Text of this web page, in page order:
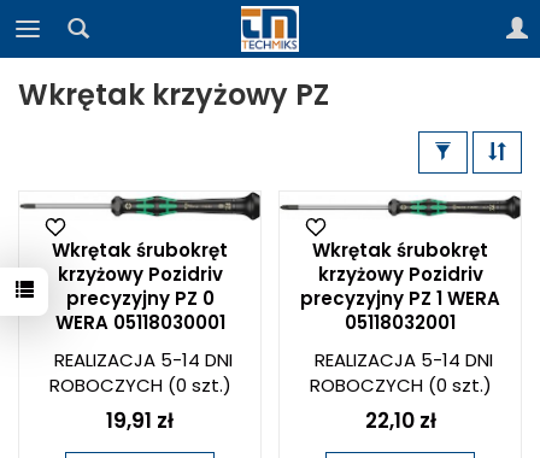
Wkrętak krzyżowy PZ
Wkrętak śrubokręt
krzyżowy Pozidriv
precyzyjny PZ 0
WERA 05118030001
REALIZACJA 5-14 DNI
ROBOCZYCH(0 szt.)
19,91 zł
Wkrętak śrubokręt
krzyżowy Pozidriv
precyzyjny PZ 1 WERA
05118032001
REALIZACJA 5-14 DNI
ROBOCZYCH(0 szt.)
22,10 zł